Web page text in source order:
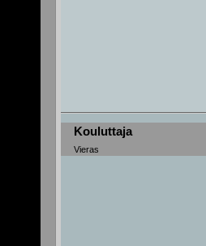
Kouluttaja
Vieras